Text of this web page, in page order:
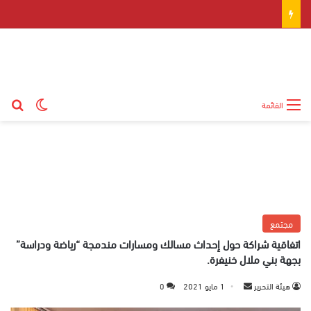
القائمة
مجتمع
اتفاقية شراكة حول إحداث مسالك ومسارات مندمجة “رياضة ودراسة”
بجهة بني ملال خنيفرة.
هيئة التحرير 1 مايو 2021 0